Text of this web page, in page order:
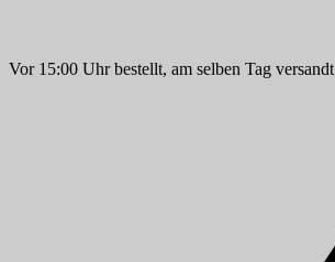
Vor 15:00 Uhr bestellt, am selben Tag versandt